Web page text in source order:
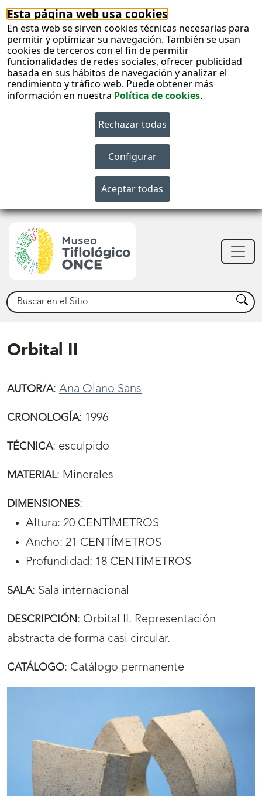
Esta página web usa cookies
En esta web se sirven cookies técnicas necesarias para
permitir y optimizar su navegación. También se usan
cookies de terceros con el fin de permitir
funcionalidades de redes sociales, ofrecer publicidad
basada en sus hábitos de navegación y analizar el
rendimiento y tráfico web. Puede obtener más
información en nuestra Política de cookies.
Buscar Buscar
Orbital II
AUTOR/A: Ana Olano Sans
CRONOLOGÍA: 1996
TÉCNICA: esculpido
MATERIAL: Minerales
DIMENSIONES:
Altura: 20 CENTÍMETROS
Ancho: 21 CENTÍMETROS
Profundidad: 18 CENTÍMETROS
SALA: Sala internacional
DESCRIPCIÓN: Orbital II. Representación
abstracta de forma casi circular.
CATÁLOGO: Catálogo permanente